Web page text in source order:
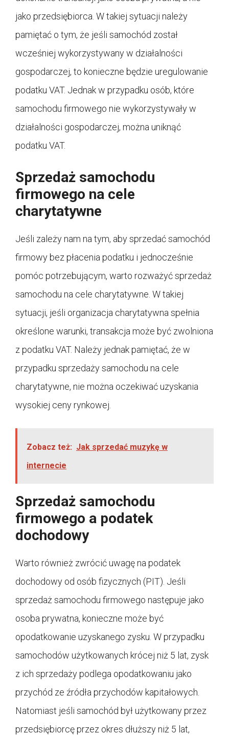
jako przedsiębiorca. W takiej sytuacji należy
pamiętać o tym, że jeśli samochód został
wcześniej wykorzystywany w działalności
gospodarczej, to konieczne będzie uregulowanie
podatku VAT. Jednak w przypadku osób, które
samochodu firmowego nie wykorzystywały w
działalności gospodarczej, można uniknąć
podatku VAT.
Sprzedaż samochodu
firmowego na cele
charytatywne
Jeśli zależy nam na tym, aby sprzedać samochód
firmowy bez płacenia podatku i jednocześnie
pomóc potrzebującym, warto rozważyć sprzedaż
samochodu na cele charytatywne. W takiej
sytuacji, jeśli organizacja charytatywna spełnia
określone warunki, transakcja może być zwolniona
z podatku VAT. Należy jednak pamiętać, że w
przypadku sprzedaży samochodu na cele
charytatywne, nie można oczekiwać uzyskania
wysokiej ceny rynkowej.
Zobacz też: Jak sprzedać muzykę w
internecie
Sprzedaż samochodu
firmowego a podatek
dochodowy
Warto również zwrócić uwagę na podatek
dochodowy od osób fizycznych (PIT). Jeśli
sprzedaż samochodu firmowego następuje jako
osoba prywatna, konieczne może być
opodatkowanie uzyskanego zysku. W przypadku
samochodów użytkowanych krócej niż 5 lat, zysk
z ich sprzedaży podlega opodatkowaniu jako
przychód ze źródła przychodów kapitałowych.
Natomiast jeśli samochód był użytkowany przez
przedsiębiorcę przez okres dłuższy niż 5 lat,